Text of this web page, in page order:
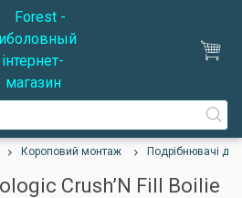
Короповий монтаж Подрібнювачі
Crush’N Fill Boilie